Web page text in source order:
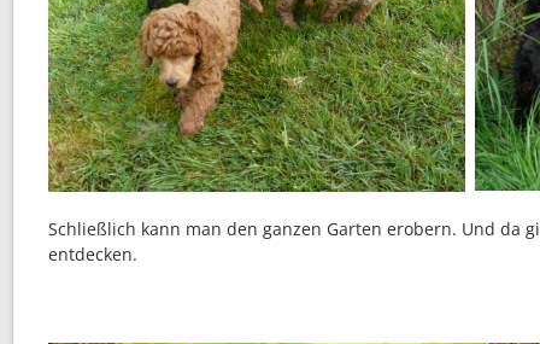
Schließlich kann man den ganzen Garten erobern. Und da
entdecken.